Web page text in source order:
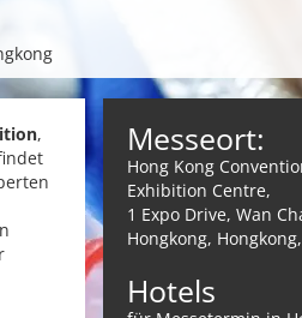
,
Messeort:
Hong Kong
Exhibition Centre,
1 Expo Drive, Wan
Hongkong,
Hotels